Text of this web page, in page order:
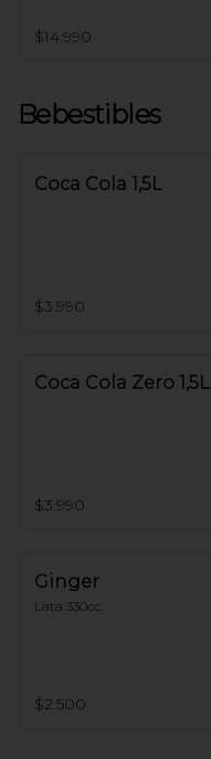
$14.990
Bebestibles
Coca Cola 1,5L
$3.990
Coca Cola Zero 1,5L
$3.990
Ginger
Lata 330cc.
$2.500